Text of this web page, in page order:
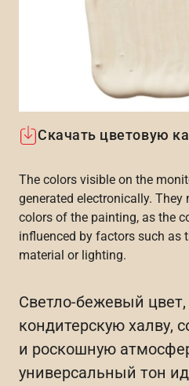
Скачать цветовую
The colors visible on the
generated electronically.
colors of the painting, as the
influenced by factors such as
material or lighting.
Светло-бежевый
кондитерскую халву,
и роскошную
универсальный тон